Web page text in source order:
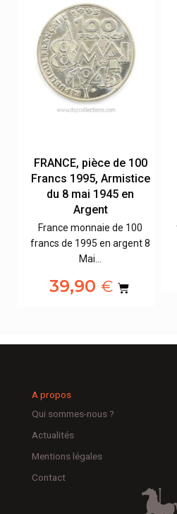
FRANCE, pièce de 100
Francs 1995, Armistice
du 8 mai 1945 en
Argent
France monnaie de 100
francs de 1995 en argent 8
Mai…
39,90€
A propos
Qui sommes-nous ?
Actualités
Mentions légales
Contact